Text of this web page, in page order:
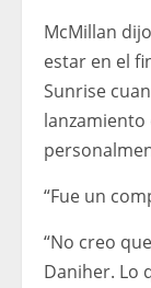
McMillan
estar en el
Sunrise
lanzamiento
“Fue un
“No creo
Daniher. Lo